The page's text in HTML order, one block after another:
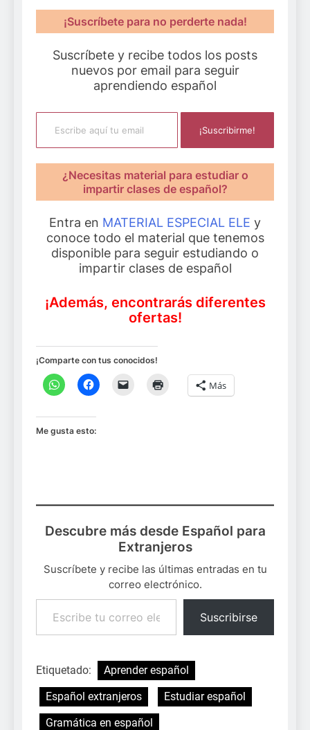
¡Suscríbete para no perderte nada!
Suscríbete y recibe todos los posts
nuevos por email para seguir
aprendiendo español
Escribe aquí tu email
¡Suscribirme!
¿Necesitas material para estudiar o
impartir clases de español?
Entra en MATERIAL ESPECIAL ELE y
conoce todo el material que tenemos
disponible para seguir estudiando o
impartir clases de español
¡Además, encontrarás diferentes
ofertas!
¡Comparte con tus conocidos!
Más
Me gusta esto:
Descubre más desde Español para
Extranjeros
Suscríbete y recibe las últimas entradas en tu
correo electrónico.
Escribe tu correo electrónico…
Suscribirse
Etiquetado:
Aprender español
Español extranjeros
Estudiar español
Gramática en español